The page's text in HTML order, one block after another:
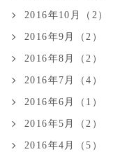
2016年10月（2）
2016年9月（2）
2016年8月（2）
2016年7月（4）
2016年6月（1）
2016年5月（2）
2016年4月（5）